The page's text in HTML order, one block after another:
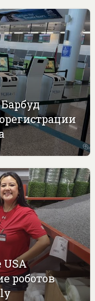
USA
роботов